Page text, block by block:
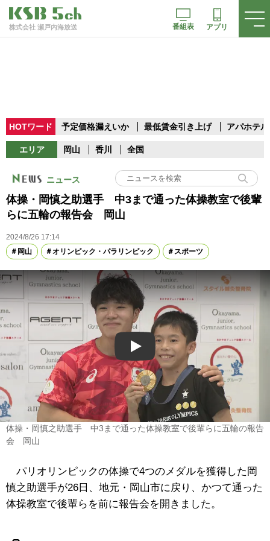
株式会社 瀬戸内海放送 番組表 アプリ
HOTワード 予定価格漏えいか 最低賃金引き上げ アパホテル
エリア 岡山 香川 全国
ニュース
体操・岡慎之助選手 中3まで通った体操教室で後輩
らに五輪の報告会 岡山
2024/8/26 17:14
岡山
オリンピック・パラリンピック スポーツ
Play
体操・岡慎之助選手 中3まで通った体操教室で後輩らに五輪の報告
会 岡山
パリオリンピックの体操で4つのメダルを獲得した岡
慎之助選手が26日、地元・岡山市に戻り、かつて通った
体操教室で後輩らを前に報告会を開きました。